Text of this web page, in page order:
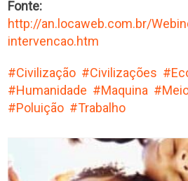
Fonte:
http://an.locaweb.com.br/
intervencao.htm
Civilização Civilizações
Humanidade
Maquina
Poluição
Trabalho